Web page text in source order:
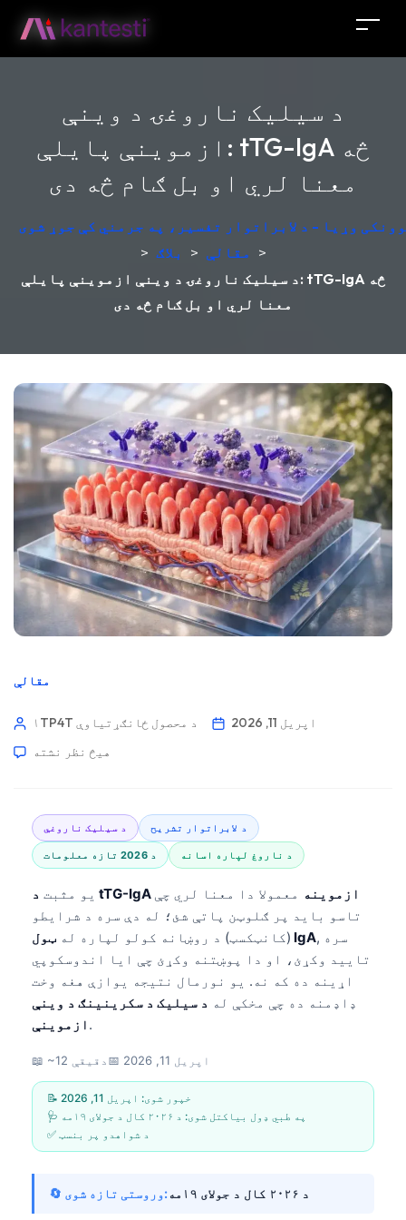
د سیلیک ناروغۍ د وینې
ازموینې پایلې: tTG-IgA څه
معنا لري او بل ګام څه دی
وړیا - د لابراتوار تفسیر، په جرمني کې جوړ شوی
> بلاګ > مقالې >
د سیلیک ناروغۍ د وینې ازموینې پایلې: tTG-IgA څه
معنا لري او بل ګام څه دی
مقالې
۱TP4T د محصول ځانګړتیاوې
اپریل 11, 2026
هیڅ نظر نشته
د سیلیک ناروغي د لابراتوار تشریح
د 2026 تازه معلومات د ناروغ لپاره اسانه
یو مثبت د tTG-IgA ازموینه معمولا دا معنا لري چې
تاسو باید پر ګلوټن پاتې شئ؛ له دې سره د شرایطو
(کانټکسټ) د روښانه کولو لپاره له ټول IgA, سره
تایید وکړئ، او دا پوښتنه وکړئ چې ایا اندوسکوپي
اړینه ده که نه. یو نورمال نتیجه یوازې هغه وخت
ډاډمنه ده چې مخکې له د سیلیک د سکرینینګ د وینې
ازموینې .
📖 ~12 دقیقې📅 اپریل 11, 2026
📝 خپور شوی: اپریل 11, 2026
🩺 په طبي ډول بیاکتل شوی: د ۲۰۲۶ کال د جولای ۱۹مه
✅ د شواهدو پر بنسټ
🔄 وروستی تازه شوی: د ۲۰۲۶ کال د جولای ۱۹مه